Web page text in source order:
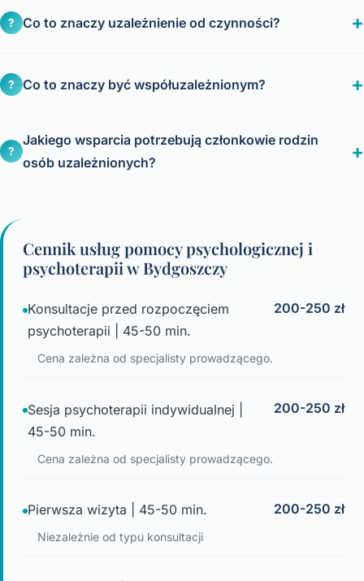
? Co to znaczy uzależnienie od czynności?
? Co to znaczy być współuzależnionym?
?
Jakiego wsparcia potrzebują członkowie rodzin
osób uzależnionych?
Cennik usług pomocy psychologicznej i
psychoterapii w Bydgoszczy
Konsultacje przed rozpoczęciem
psychoterapii | 45-50 min.
200-250 zł
Cena zależna od specjalisty prowadzącego.
Sesja psychoterapii indywidualnej |
45-50 min.
200-250 zł
Cena zależna od specjalisty prowadzącego.
Pierwsza wizyta | 45-50 min. 200-250 zł
Niezależnie od typu konsultacji